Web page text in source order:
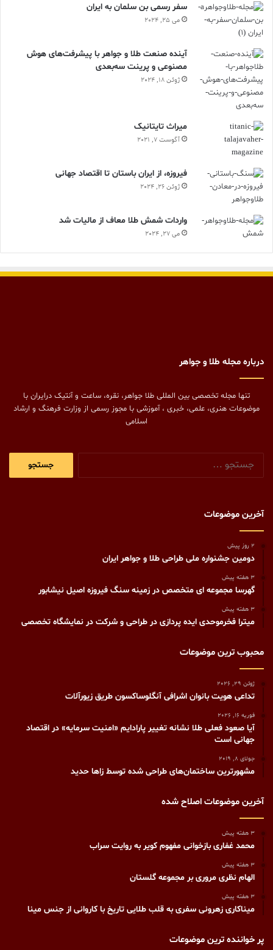
سفر رسمی بن سلمان به ایران
می 25, 2024
آینده صنعت طلا و جواهر با پیشرفت‌های هوش
مصنوعی و پرینت سه‌بعدی
ژوئن 18, 2024
ميراث تايتانيک
آگوست 7, 2021
فیروزه، از ایران باستان تا اقتصاد جهانی
ژوئن 26, 2024
واردات شمش طلا معاف از مالیات شد
می 27, 2024
درباره مجله طلا و جواهر
تنها مجله تخصصی بین المللی طلا جواهر، نقره، ساعت و آنتیک درایران با
موضوعات هنری، علمی، خبری ، آموزشی با مجوز رسمی از وزارت فرهنگ و ارشاد
اسلامی
آخرین موضوعات
2 روز پیش
دومین جشنواره ملی طراحی طلا و جواهر ایران
3 هفته پیش
گهرسا مجموعه ای متخصص در زمینه سنگ فیروزه اصیل نیشابور
3 هفته پیش
میترا فخرموحدی ایده پردازی در طراحی و شرکت در نمایشگاه تخصصی
محبوب ترین موضوعات
ژوئن 29, 2026
تداعی هویت بانوان اشرافی آنگلوساکسون طریق زیورآلات
فوریه 16, 2026
آیا صعود فعلی طلا نشانه تغییر پارادایم «امنیت سرمایه» در اقتصاد
جهانی است
جولای 8, 2019
مشهورترين ساختمان‌های طراحی شده توسط زاها حديد
آخرین موضوعات اصلاح شده
3 هفته پیش
محمد غفاری بازخوانی مفهوم کویر به روایت سراب
3 هفته پیش
الهام نظری مروری بر مجموعه گلستان
3 هفته پیش
میناکاری زهرونی سفری به قلب طلایی تاریخ با کاروانی از جنس مینا
پر خواننده ترین موضوعات